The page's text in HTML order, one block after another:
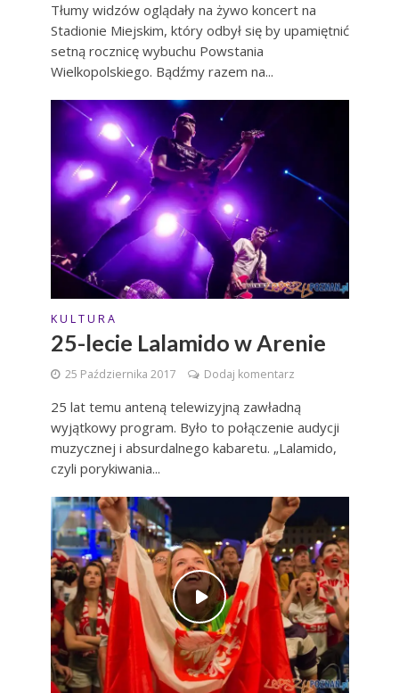
Tłumy widzów oglądały na żywo koncert na
Stadionie Miejskim, który odbył się by upamiętnić
setną rocznicę wybuchu Powstania
Wielkopolskiego. Bądźmy razem na...
K U L T U R A
25-lecie Lalamido w Arenie
25 Października 2017 Dodaj komentarz
25 lat temu anteną telewizyjną zawładną
wyjątkowy program. Było to połączenie audycji
muzycznej i absurdalnego kabaretu. „Lalamido,
czyli porykiwania...